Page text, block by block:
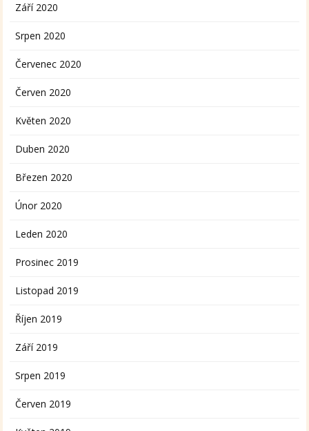
Září 2020
Srpen 2020
Červenec 2020
Červen 2020
Květen 2020
Duben 2020
Březen 2020
Únor 2020
Leden 2020
Prosinec 2019
Listopad 2019
Říjen 2019
Září 2019
Srpen 2019
Červen 2019